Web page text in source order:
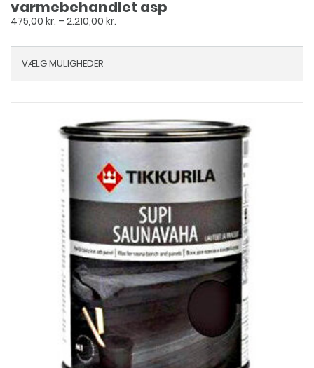
varmebehandlet asp
475,00 kr. – 2.210,00 kr.
til
VÆLG MULIGHEDER
Mulighederne